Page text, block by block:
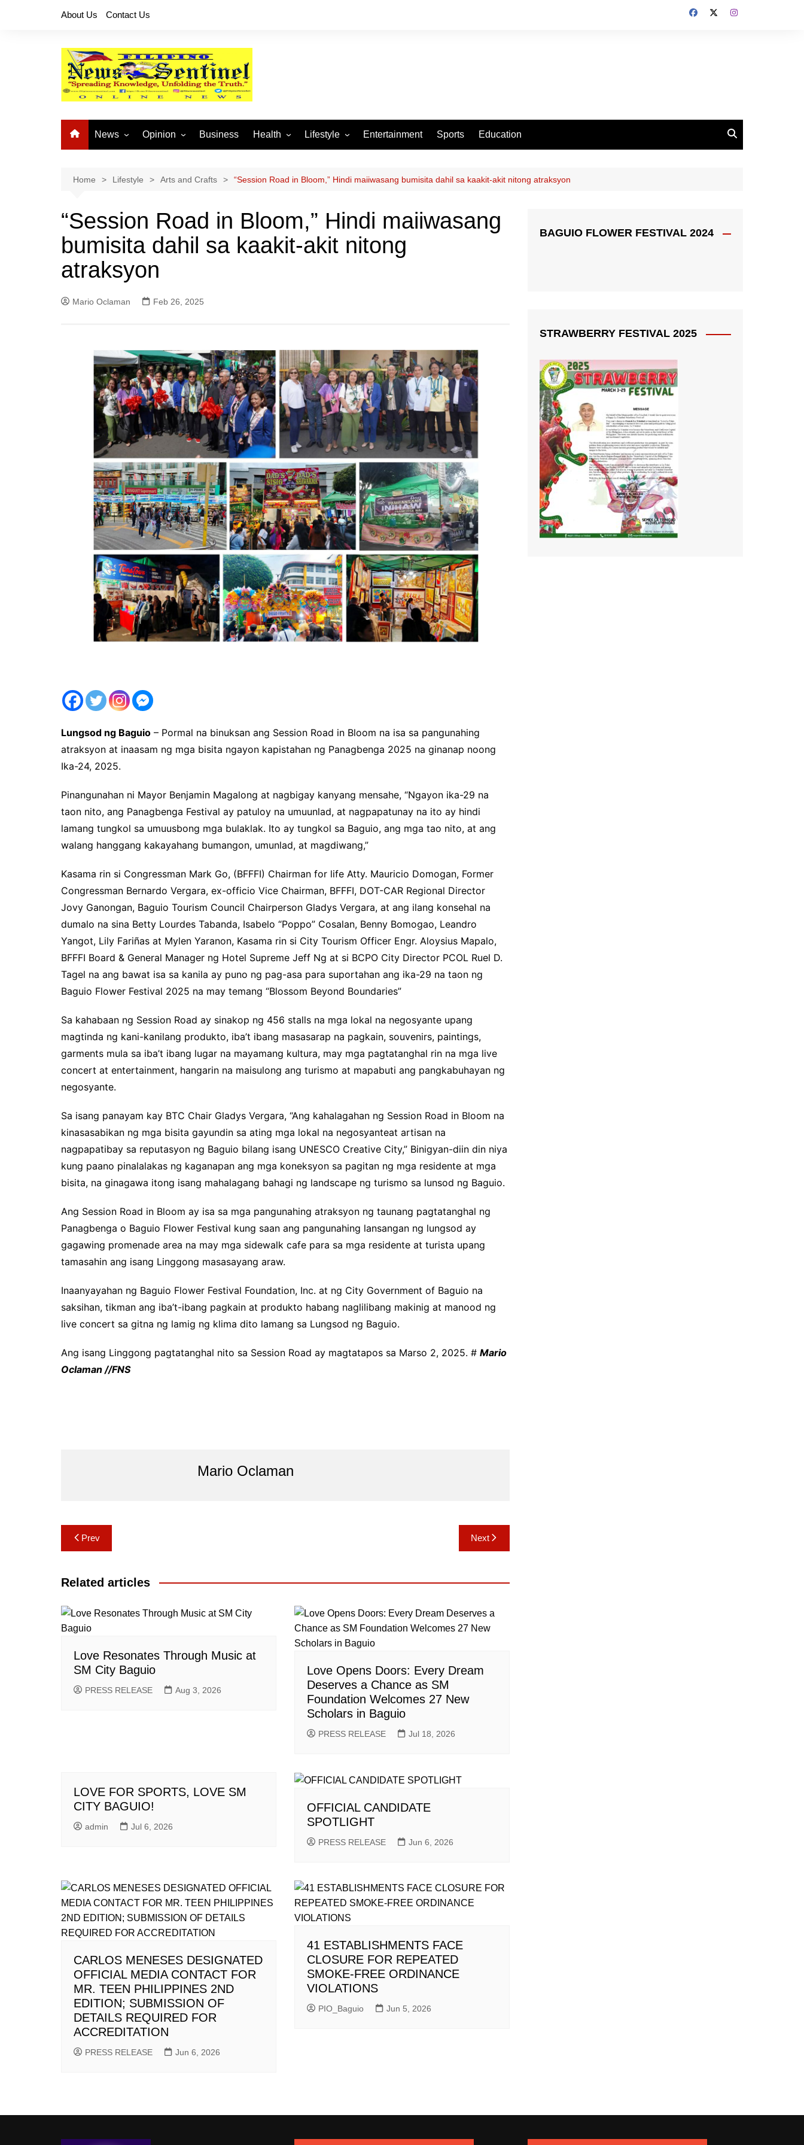
About Us Contact Us
News
National News
Provincial News
Opinion
Buhay OFW
Business Health Lifestyle
Arts and Crafts
Fashion
Home and Parenting
Entertainment Sports Education
Home Lifestyle Arts and Crafts “Session Road in Bloom,” Hindi maiiwasang bumisita dahil sa kaakit-akit nitong atraksyon
“Session Road in Bloom,” Hindi maiiwasang
bumisita dahil sa kaakit-akit nitong
atraksyon
Mario Oclaman Feb 26, 2025
Lungsod ng Baguio – Pormal na binuksan ang Session Road in Bloom na isa sa pangunahing
atraksyon at inaasam ng mga bisita ngayon kapistahan ng Panagbenga 2025 na ginanap noong
Ika-24, 2025.
Pinangunahan ni Mayor Benjamin Magalong at nagbigay kanyang mensahe, “Ngayon ika-29 na
taon nito, ang Panagbenga Festival ay patuloy na umuunlad, at nagpapatunay na ito ay hindi
lamang tungkol sa umuusbong mga bulaklak. Ito ay tungkol sa Baguio, ang mga tao nito, at ang
walang hanggang kakayahang bumangon, umunlad, at magdiwang,”
Kasama rin si Congressman Mark Go, (BFFFI) Chairman for life Atty. Mauricio Domogan, Former
Congressman Bernardo Vergara, ex-officio Vice Chairman, BFFFI, DOT-CAR Regional Director
Jovy Ganongan, Baguio Tourism Council Chairperson Gladys Vergara, at ang ilang konsehal na
dumalo na sina Betty Lourdes Tabanda, Isabelo “Poppo” Cosalan, Benny Bomogao, Leandro
Yangot, Lily Fariñas at Mylen Yaranon, Kasama rin si City Tourism Officer Engr. Aloysius Mapalo,
BFFFI Board & General Manager ng Hotel Supreme Jeff Ng at si BCPO City Director PCOL Ruel D.
Tagel na ang bawat isa sa kanila ay puno ng pag-asa para suportahan ang ika-29 na taon ng
Baguio Flower Festival 2025 na may temang “Blossom Beyond Boundaries”
Sa kahabaan ng Session Road ay sinakop ng 456 stalls na mga lokal na negosyante upang
magtinda ng kani-kanilang produkto, iba’t ibang masasarap na pagkain, souvenirs, paintings,
garments mula sa iba’t ibang lugar na mayamang kultura, may mga pagtatanghal rin na mga live
concert at entertainment, hangarin na maisulong ang turismo at mapabuti ang pangkabuhayan ng
negosyante.
Sa isang panayam kay BTC Chair Gladys Vergara, “Ang kahalagahan ng Session Road in Bloom na
kinasasabikan ng mga bisita gayundin sa ating mga lokal na negosyanteat artisan na
nagpapatibay sa reputasyon ng Baguio bilang isang UNESCO Creative City,” Binigyan-diin din niya
kung paano pinalalakas ng kaganapan ang mga koneksyon sa pagitan ng mga residente at mga
bisita, na ginagawa itong isang mahalagang bahagi ng landscape ng turismo sa lunsod ng Baguio.
Ang Session Road in Bloom ay isa sa mga pangunahing atraksyon ng taunang pagtatanghal ng
Panagbenga o Baguio Flower Festival kung saan ang pangunahing lansangan ng lungsod ay
gagawing promenade area na may mga sidewalk cafe para sa mga residente at turista upang
tamasahin ang isang Linggong masasayang araw.
Inaanyayahan ng Baguio Flower Festival Foundation, Inc. at ng City Government of Baguio na
saksihan, tikman ang iba’t-ibang pagkain at produkto habang naglilibang makinig at manood ng
live concert sa gitna ng lamig ng klima dito lamang sa Lungsod ng Baguio.
Ang isang Linggong pagtatanghal nito sa Session Road ay magtatapos sa Marso 2, 2025. # Mario
Oclaman //FNS
Mario Oclaman
Post
navigation
Prev Next
Related articles
Love Resonates Through Music at
SM City Baguio
PRESS RELEASE Aug 3, 2026
Love Opens Doors: Every Dream
Deserves a Chance as SM
Foundation Welcomes 27 New
Scholars in Baguio
PRESS RELEASE Jul 18, 2026
LOVE FOR SPORTS, LOVE SM
CITY BAGUIO!
admin Jul 6, 2026
OFFICIAL CANDIDATE
SPOTLIGHT
PRESS RELEASE Jun 6, 2026
CARLOS MENESES DESIGNATED
OFFICIAL MEDIA CONTACT FOR
MR. TEEN PHILIPPINES 2ND
EDITION; SUBMISSION OF
DETAILS REQUIRED FOR
ACCREDITATION
PRESS RELEASE Jun 6, 2026
41 ESTABLISHMENTS FACE
CLOSURE FOR REPEATED
SMOKE-FREE ORDINANCE
VIOLATIONS
PIO_Baguio Jun 5, 2026
BAGUIO FLOWER FESTIVAL 2024
STRAWBERRY FESTIVAL 2025